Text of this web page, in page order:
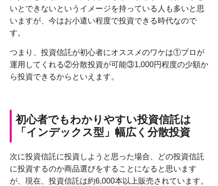
いとできないというイメージを持っている人も多いと思
いますが、今はお小遣い程度で投資できる時代なので
す。
つまり、投資信託が初心者にオススメのワケは①プロが
運用してくれる②分散投資が可能③1,000円程度の少額か
ら投資できるからといえます。
初心者でもわかりやすい投資信託は
「インデックス型」幅広く分散投資
次に投資信託に投資しようと思った場合、どの投資信託
に投資するのか商品選びをすることになると思います
が、現在、投資信託は約6,000本以上販売されています。